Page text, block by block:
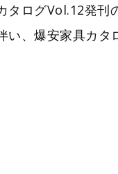
タログVol.12発刊
い、爆安家具カタ